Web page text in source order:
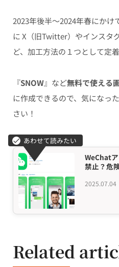
2023年後半〜2024年春にかけ
に X（旧Twitter）やインスタ
ど、加工方法の１つとして定
『SNOW』など無料で使える
に作成できるので、気になっ
さい！
2025.07.04
WeChat
禁止？危
Related